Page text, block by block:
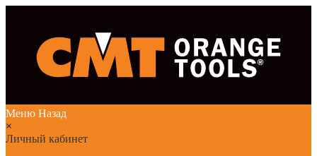
Меню Назад
×
Личный кабинет